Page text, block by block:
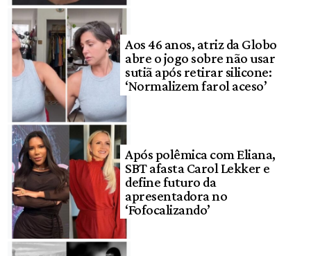
Aos 46 anos, atriz da Globo
abre o jogo sobre não usar
sutiã após retirar silicone:
‘Normalizem farol aceso’
Após polêmica com Eliana,
SBT afasta Carol Lekker e
define futuro da
apresentadora no
‘Fofocalizando’